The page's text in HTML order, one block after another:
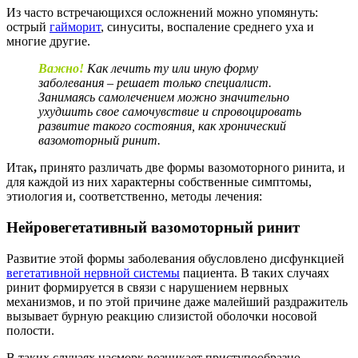
Из часто встречающихся осложнений можно упомянуть:
острый гайморит, синуситы, воспаление среднего уха и
многие другие.
Важно! Как лечить ту или иную форму
заболевания – решает только специалист.
Занимаясь самолечением можно значительно
ухудшить свое самочувствие и спровоцировать
развитие такого состояния, как хронический
вазомоторный ринит.
Итак, принято различать две формы вазомоторного ринита, и
для каждой из них характерны собственные симптомы,
этиология и, соответственно, методы лечения:
Нейровегетативный вазомоторный ринит
Развитие этой формы заболевания обусловлено дисфункцией
вегетативной нервной системы пациента. В таких случаях
ринит формируется в связи с нарушением нервных
механизмов, и по этой причине даже малейший раздражитель
вызывает бурную реакцию слизистой оболочки носовой
полости.